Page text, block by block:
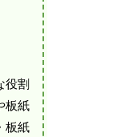
役割
板紙
板紙